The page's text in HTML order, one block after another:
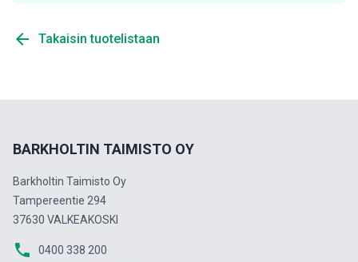
arrow_back Takaisin tuotelistaan
BARKHOLTIN TAIMISTO OY
Barkholtin Taimisto Oy
Tampereentie 294
37630 VALKEAKOSKI
phone 0400 338 200